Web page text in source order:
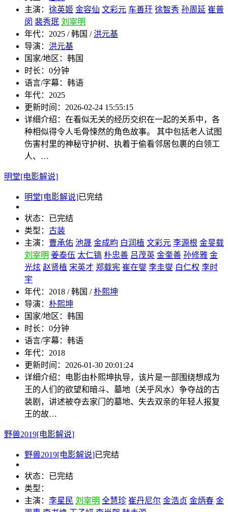
主演： 徐英姬 金容仙 文彩元 车善玗 徐智秀 孙周延 崔普
闵 裴秀珉 刘宰明
年代： 2025 / 韩国 / 洪元基
导演： 洪元基
国家/地区： 韩国
时长： 0分钟
语言/字幕： 韩语
年代： 2025
更新时间： 2026-02-24 15:55:15
详细介绍： 在看似无关的经历交织在一起的关系中，各
种相似得令人毛骨悚然的角色故事。 其中包括老人试图
伤害村里的神秘守护树、执着于偷看邻居包裹的白领工
人、…
明堂[电影解说]
明堂[电影解说]已完结
状态： 已完结
类型： 古装
主演： 曹承佑 池晟 金成畇 白润植 文彩元 李源根 金旻载
刘宰明 姜泰伍 太仁镐 朴忠善 吕茂英 金奎善 孙修雅 金
光炫 赵贤植 宋英才 郑载宪 崔在燮 李圭燮 白仁权 李时
宇
年代： 2018 / 韩国 /朴熙坤
导演： 朴熙坤
国家/地区： 韩国
时长： 0分钟
语言/字幕： 韩语
年代： 2018
更新时间： 2026-01-30 20:01:24
详细介绍：
电影由朴熙坤执导，该片是一部围绕想成为
王的人们的欲望和暗斗、墓地（关乎风水）争夺战的古
装剧，讲述被夺去家门的墓地、失去双亲的年轻人报复
王的故…
野兽2019[电影解说]
野兽2019[电影解说]已完结
状态： 已完结
类型：
主演： 李星民 刘宰明 全慧珍 崔丹尼尔 金浩贞 金炳春 金